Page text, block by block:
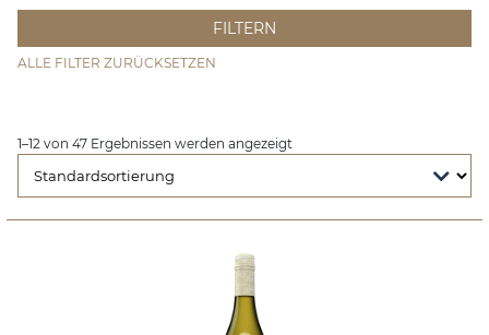
ALLE FILTER ZURÜCKSETZEN
1–12 von 47 Ergebnissen werden angezeigt